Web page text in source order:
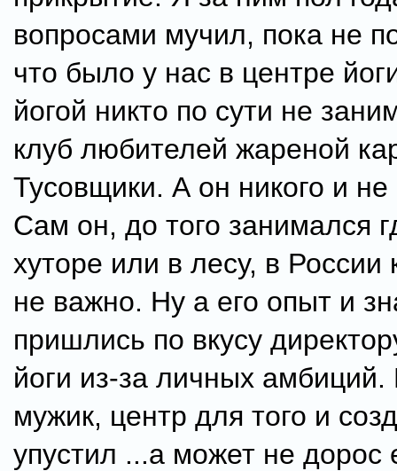
вопросами мучил, пока не
что было у нас в центре
йогой никто по сути не
клуб любителей жареной
Тусовщики. А он никого и не
Сам он, до того занимался
хуторе или в лесу, в России
не важно. Ну а его опыт и
пришлись по вкусу
йоги из-за личных
мужик, центр для того и
упустил ...а может не